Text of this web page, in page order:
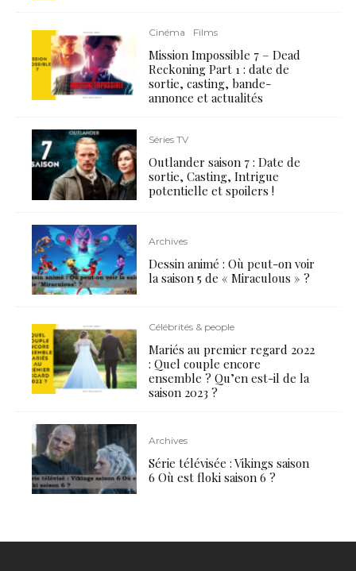
Cinéma Films
Mission Impossible 7 – Dead
Reckoning Part 1 : date de
sortie, casting, bande-
annonce et actualités
Séries TV
Outlander saison 7 : Date de
sortie, Casting, Intrigue
potentielle et spoilers !
Archives
Dessin animé : Où peut-on voir
la saison 5 de « Miraculous » ?
Célébrités & people
Mariés au premier regard 2022
: Quel couple encore
ensemble ? Qu’en est-il de la
saison 2023 ?
Archives
Série télévisée : Vikings saison
6 Où est floki saison 6 ?